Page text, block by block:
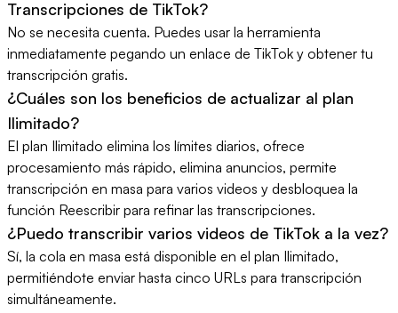
Transcripciones de TikTok?
No se necesita cuenta. Puedes usar la herramienta
inmediatamente pegando un enlace de TikTok y obtener tu
transcripción gratis.
¿Cuáles son los beneficios de actualizar al plan
Ilimitado?
El plan Ilimitado elimina los límites diarios, ofrece
procesamiento más rápido, elimina anuncios, permite
transcripción en masa para varios videos y desbloquea la
función Reescribir para refinar las transcripciones.
¿Puedo transcribir varios videos de TikTok a la vez?
Sí, la cola en masa está disponible en el plan Ilimitado,
permitiéndote enviar hasta cinco URLs para transcripción
simultáneamente.